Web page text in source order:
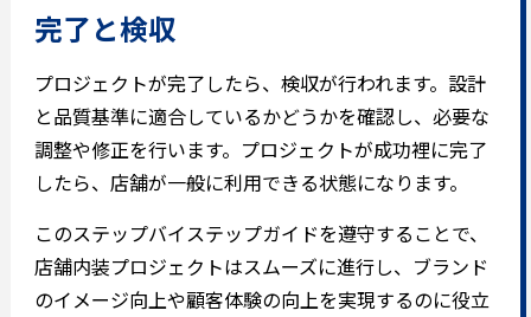
完了と検収
プロジェクトが完了したら、検収が行われます。設計
と品質基準に適合しているかどうかを確認し、必要な
調整や修正を行います。プロジェクトが成功裡に完了
したら、店舗が一般に利用できる状態になります。
このステップバイステップガイドを遵守することで、
店舗内装プロジェクトはスムーズに進行し、ブランド
のイメージ向上や顧客体験の向上を実現するのに役立